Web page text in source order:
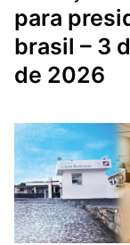
para
brasil – 3
de 2026